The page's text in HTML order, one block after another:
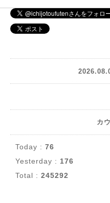
カ
Today : 76
Yesterday : 176
Total : 245292